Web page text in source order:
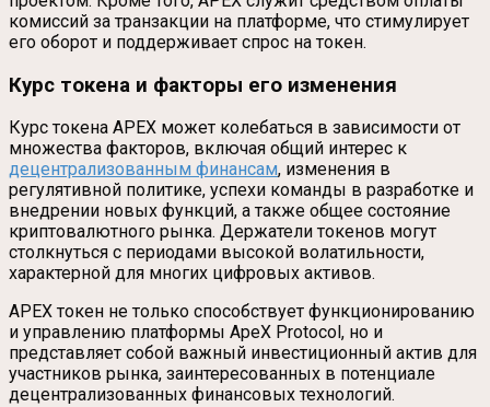
комиссий за транзакции на платформе, что стимулирует
его оборот и поддерживает спрос на токен.
Курс токена и факторы его изменения
Курс токена APEX может колебаться в зависимости от
множества факторов, включая общий интерес к
децентрализованным финансам, изменения в
регулятивной политике, успехи команды в разработке и
внедрении новых функций, а также общее состояние
криптовалютного рынка. Держатели токенов могут
столкнуться с периодами высокой волатильности,
характерной для многих цифровых активов.
APEX токен не только способствует функционированию
и управлению платформы ApeX Protocol, но и
представляет собой важный инвестиционный актив для
участников рынка, заинтересованных в потенциале
децентрализованных финансовых технологий.